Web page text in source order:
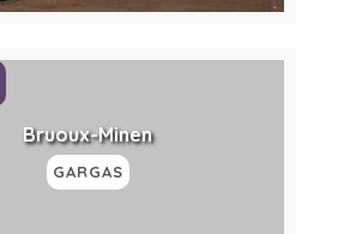
Bruoux-Minen
GARGAS